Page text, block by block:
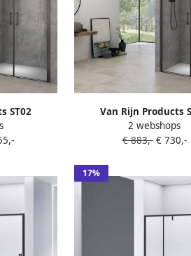
ST02
incl
Van Rijn Products
Saloondeur
glasbehandeling incl
2 webshops
€ 883,-€ 730,-
17%